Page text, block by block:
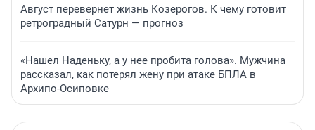
Август перевернет жизнь Козерогов. К чему готовит
ретроградный Сатурн — прогноз
«Нашел Наденьку, а у нее пробита голова». Мужчина
рассказал, как потерял жену при атаке БПЛА в
Архипо-Осиповке